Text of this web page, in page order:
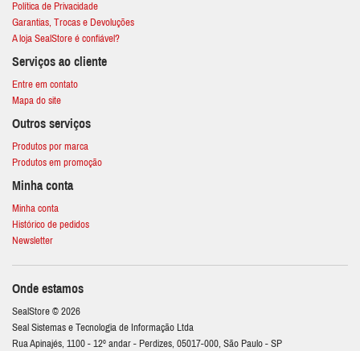
Política de Privacidade
Garantias, Trocas e Devoluções
A loja SealStore é confiável?
Serviços ao cliente
Entre em contato
Mapa do site
Outros serviços
Produtos por marca
Produtos em promoção
Minha conta
Minha conta
Histórico de pedidos
Newsletter
Onde estamos
SealStore © 2026
Seal Sistemas e Tecnologia de Informação Ltda
Rua Apinajés, 1100 - 12º andar - Perdizes, 05017-000, São Paulo - SP